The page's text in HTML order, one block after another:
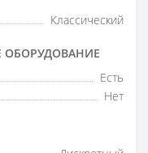
Классический
ОБОРУДОВАНИЕ
Есть
Нет